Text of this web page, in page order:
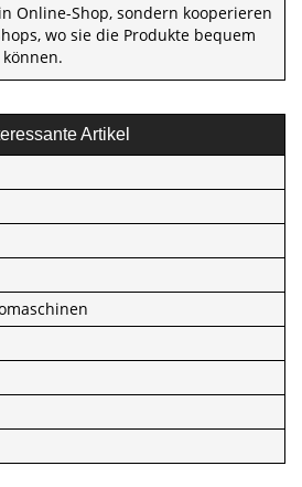
Online-Shop, sondern kooperieren
wo sie die Produkte bequem
Artikel